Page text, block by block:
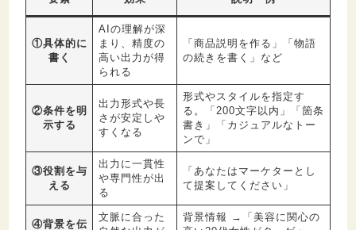
①具体的に
書く
AIの理解が深
まり、精度の
高い出力が得
られる
「商品説明を作る」「物語
の続きを書く」など
②条件を明
示する
出力形式や長
さが安定しや
すくなる
形式やスタイルを指定す
る。「200文字以内」「箇条
書き」「カジュアルなトー
ンで」
③役割を与
える
出力に一貫性
や専門性が出
る
「あなたはマーケターとし
て提案してください」
④背景を伝
文脈に合った
背景情報 →「美容に関心の